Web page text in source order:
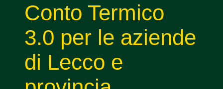
Conto Termico
3.0 per le aziende
di Lecco e